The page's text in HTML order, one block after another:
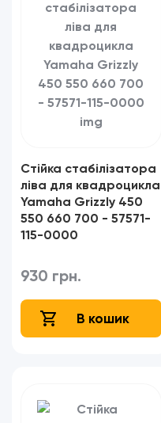
Стійка стабілізатора
ліва для квадроцикла
Yamaha Grizzly 450
550 660 700 - 57571-
115-0000​​​​​​​
930 грн.
В кошик